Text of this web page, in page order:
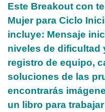
Este Breakout con
Mujer para Ciclo
incluye: Mensaje
niveles de dificultad
registro de equipo, c
soluciones de las
encontrarás
un libro para